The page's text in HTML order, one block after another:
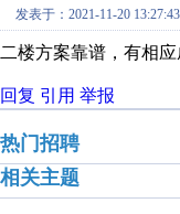
发表于：2021-11-20 13:27:43
二楼方案靠谱，有相
回复 引用 举报
热门招聘
相关主题